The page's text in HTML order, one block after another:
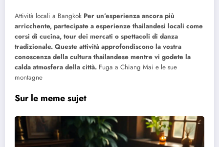
Attività locali a Bangkok Per un’esperienza ancora più
arricchente, partecipate a esperienze thailandesi locali come
corsi di cucina, tour dei mercati o spettacoli di danza
tradizionale. Queste attività approfondiscono la vostra
conoscenza della cultura thailandese mentre vi godete la
calda atmosfera della città. Fuga a Chiang Mai e le sue
montagne
Sur le meme sujet